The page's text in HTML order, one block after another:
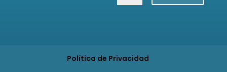
Política de Privacidad